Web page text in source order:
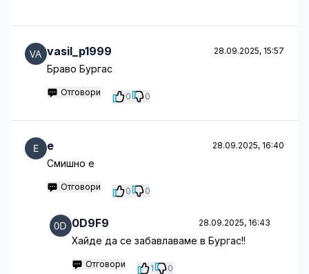
vasil_p1999 28.09.2025, 15:57
Браво Бургас
Отговори 0 0
е 28.09.2025, 16:40
Смишно е
Отговори 0 0
0D9F9 28.09.2025, 16:43
Хайде да се забавлаваме в Бургас!!
Отговори 1 0